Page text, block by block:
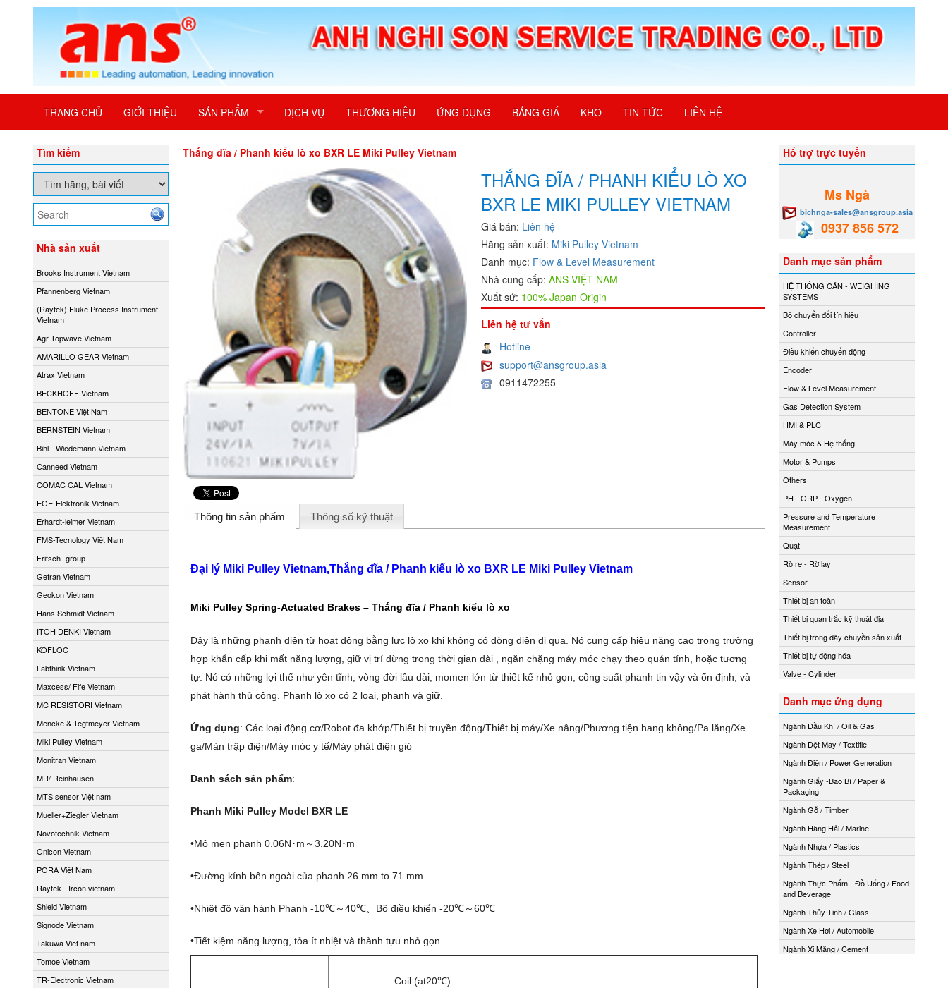
TRANG CHỦ GIỚI THIỆU SẢN PHẨM DỊCH VỤ THƯƠNG HIỆU ỨNG DỤNG BẢNG GIÁ KHO TIN TỨC LIÊN HỆ
Tìm kiếm
Nhà sản xuất
Brooks Instrument Vietnam
Pfannenberg Vietnam
(Raytek) Fluke Process Instrument
Vietnam
Agr Topwave Vietnam
AMARILLO GEAR Vietnam
Atrax Vietnam
BECKHOFF Vietnam
BENTONE Việt Nam
BERNSTEIN Vietnam
Bihl - Wiedemann Vietnam
Canneed Vietnam
COMAC CAL Vietnam
EGE-Elektronik Vietnam
Erhardt-leimer Vietnam
FMS-Tecnology Việt Nam
Fritsch- group
Gefran Vietnam
Geokon Vietnam
Hans Schmidt Vietnam
ITOH DENKI Vietnam
KOFLOC
Labthink Vietnam
Maxcess/ Fife Vietnam
MC RESISTORI Vietnam
Mencke & Tegtmeyer Vietnam
Miki Pulley Vietnam
Monitran Vietnam
MR/ Reinhausen
MTS sensor Việt nam
Mueller+Ziegler Vietnam
Novotechnik Vietnam
Onicon Vietnam
PORA Việt Nam
Raytek - Ircon vietnam
Shield Vietnam
Signode Vietnam
Takuwa Viet nam
Tomoe Vietnam
TR-Electronic Vietnam
Thắng đĩa / Phanh kiểu lò xo BXR LE Miki Pulley Vietnam
THẮNG ĐĨA / PHANH KIỂU LÒ XO
BXR LE MIKI PULLEY VIETNAM
Giá bán: Liên hệ
Hãng sản xuất: Miki Pulley Vietnam
Danh mục: Flow & Level Measurement
Nhà cung cấp: ANS VIỆT NAM
Xuất sứ: 100% Japan Origin
Liên hệ tư vấn
Hotline
support@ansgroup.asia
0911472255
Thông tin sản phẩm Thông số kỹ thuật
Đại lý Miki Pulley Vietnam,Thắng đĩa / Phanh kiểu lò xo BXR LE Miki Pulley Vietnam
Miki Pulley Spring-Actuated Brakes – Thắng đĩa / Phanh kiểu lò xo
Đây là những phanh điện từ hoạt động bằng lực lò xo khi không có dòng điện đi qua. Nó cung cấp hiệu năng cao trong trường
hợp khẩn cấp khi mất năng lượng, giữ vị trí dừng trong thời gian dài , ngăn chặng máy móc chạy theo quán tính, hoặc tương
tự. Nó có những lợi thế như yên tĩnh, vòng đời lâu dài, momen lớn từ thiết kế nhỏ gọn, công suất phanh tin vậy và ổn định, và
phát hành thủ công. Phanh lò xo có 2 loại, phanh và giữ.
Ứng dụng: Các loại động cơ/Robot đa khớp/Thiết bị truyền động/Thiết bị máy/Xe nâng/Phương tiện hang không/Pa lăng/Xe
ga/Màn trập điện/Máy móc y tế/Máy phát điện gió
Danh sách sản phẩm:
Phanh Miki Pulley Model BXR LE
•Mô men phanh 0.06N･m～3.20N･m
•Đường kính bên ngoài của phanh 26 mm to 71 mm
•Nhiệt độ vận hành Phanh -10℃～40℃、Bộ điều khiển -20℃～60℃
•Tiết kiệm năng lượng, tỏa ít nhiệt và thành tựu nhỏ gọn
Coil (at20℃)
Hổ trợ trực tuyến
Ms Ngà
bichnga-sales@ansgroup.asia
0937 856 572
Danh mục sản phẩm
HỆ THỐNG CÂN - WEIGHING
SYSTEMS
Bộ chuyển đổi tín hiệu
Controller
Điều khiển chuyển động
Encoder
Flow & Level Measurement
Gas Detection System
HMI & PLC
Máy móc & Hệ thống
Motor & Pumps
Others
PH - ORP - Oxygen
Pressure and Temperature
Measurement
Quạt
Rò re - Rờ lay
Sensor
Thiết bị an toàn
Thiết bị quan trắc kỹ thuật địa
Thiết bị trong dây chuyền sản xuất
Thiết bị tự động hóa
Valve - Cylinder
Danh mục ứng dụng
Ngành Dầu Khí / Oil & Gas
Ngành Dệt May / Textitle
Ngành Điện / Power Generation
Ngành Giấy -Bao Bì / Paper &
Packaging
Ngành Gỗ / Timber
Ngành Hàng Hải / Marine
Ngành Nhựa / Plastics
Ngành Thép / Steel
Ngành Thực Phẩm - Đồ Uống / Food
and Beverage
Ngành Thủy Tinh / Glass
Ngành Xe Hơi / Automobile
Ngành Xi Măng / Cement